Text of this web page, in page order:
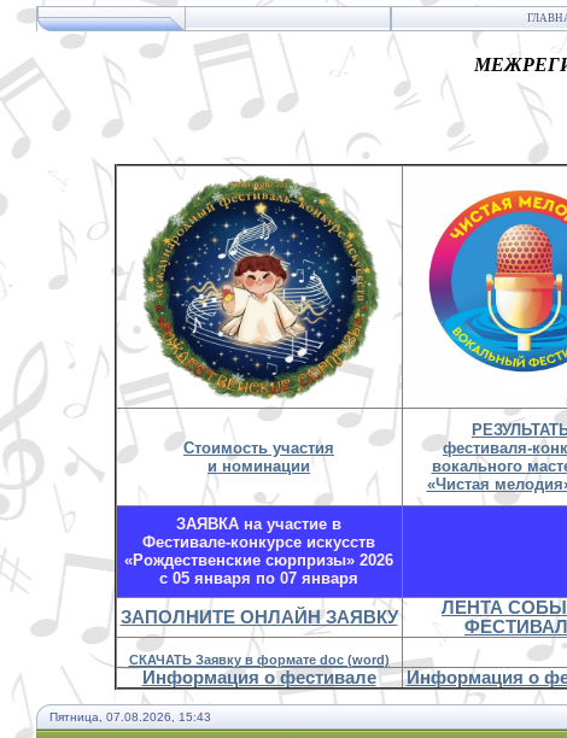
Стоимость участия
и номинации
фестиваля-
вокального
«Чистая
ЗАЯВКА на участие в
Фестивале-конкурсе искусств
«Рождественские сюрпризы» 2026
с 05 января по 07 января
ЗАПОЛНИТЕ ОНЛАЙН ЗАЯВКУ
ЛЕНТА
СКАЧАТЬ Заявку в формате doc (word)
Информация о фестивале Информация о
Пятница, 07.08.2026, 15:43